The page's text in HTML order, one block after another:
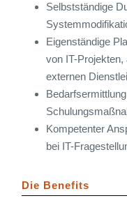
Selbstständige
Eigenständige
von IT-
externen
Kompetenter
bei IT-
Die Benefits